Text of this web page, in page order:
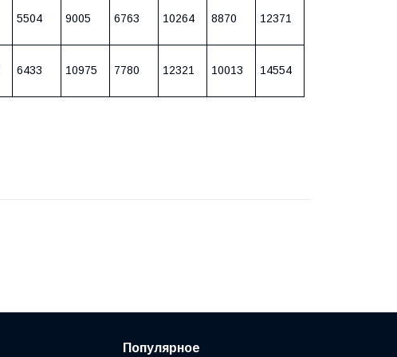
5504 9005 6763 10264 8870 12371
6433 10975 7780 12321 10013 14554
Популярное